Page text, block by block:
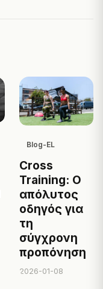
Blog-EL
Cross
Training: Ο
απόλυτος
οδηγός για
τη
σύγχρονη
προπόνηση
2026-01-08